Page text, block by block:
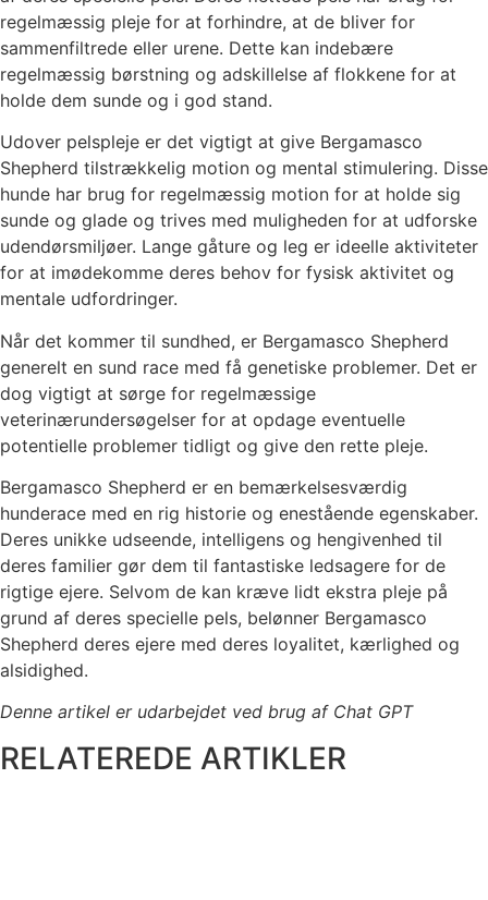
regelmæssig pleje for at forhindre, at de bliver for
sammenfiltrede eller urene. Dette kan indebære
regelmæssig børstning og adskillelse af flokkene for at
holde dem sunde og i god stand.
Udover pelspleje er det vigtigt at give Bergamasco
Shepherd tilstrækkelig motion og mental stimulering. Disse
hunde har brug for regelmæssig motion for at holde sig
sunde og glade og trives med muligheden for at udforske
udendørsmiljøer. Lange gåture og leg er ideelle aktiviteter
for at imødekomme deres behov for fysisk aktivitet og
mentale udfordringer.
Når det kommer til sundhed, er Bergamasco Shepherd
generelt en sund race med få genetiske problemer. Det er
dog vigtigt at sørge for regelmæssige
veterinærundersøgelser for at opdage eventuelle
potentielle problemer tidligt og give den rette pleje.
Bergamasco Shepherd er en bemærkelsesværdig
hunderace med en rig historie og enestående egenskaber.
Deres unikke udseende, intelligens og hengivenhed til
deres familier gør dem til fantastiske ledsagere for de
rigtige ejere. Selvom de kan kræve lidt ekstra pleje på
grund af deres specielle pels, belønner Bergamasco
Shepherd deres ejere med deres loyalitet, kærlighed og
alsidighed.
Denne artikel er udarbejdet ved brug af Chat GPT
RELATEREDE ARTIKLER